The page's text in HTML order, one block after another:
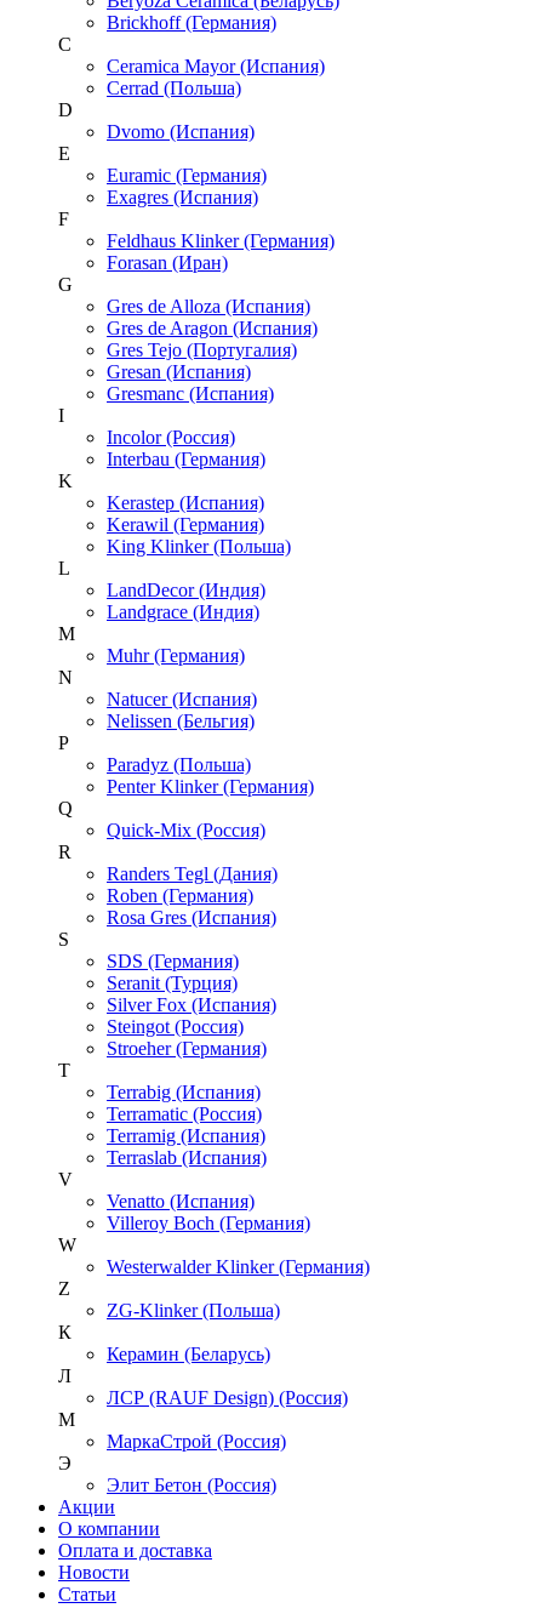
Brickhoff (Германия)
C
Ceramica Mayor (Испания)
Cerrad (Польша)
D
Dvomo (Испания)
E
Euramic (Германия)
Exagres (Испания)
F
Feldhaus Klinker (Германия)
Forasan (Иран)
G
Gres de Alloza (Испания)
Gres de Aragon (Испания)
Gres Tejo (Португалия)
Gresan (Испания)
Gresmanc (Испания)
I
Incolor (Россия)
Interbau (Германия)
K
Kerastep (Испания)
Kerawil (Германия)
King Klinker (Польша)
L
LandDecor (Индия)
Landgrace (Индия)
M
Muhr (Германия)
N
Natucer (Испания)
Nelissen (Бельгия)
P
Paradyz (Польша)
Penter Klinker (Германия)
Q
Quick-Mix (Россия)
R
Randers Tegl (Дания)
Roben (Германия)
Rosa Gres (Испания)
S
SDS (Германия)
Seranit (Турция)
Silver Fox (Испания)
Steingot (Россия)
Stroeher (Германия)
T
Terrabig (Испания)
Terramatic (Россия)
Terramig (Испания)
Terraslab (Испания)
V
Venatto (Испания)
Villeroy Boch (Германия)
W
Westerwalder Klinker (Германия)
Z
ZG-Klinker (Польша)
К
Керамин (Беларусь)
Л
ЛСР (RAUF Design) (Россия)
М
МаркаСтрой (Россия)
Э
Элит Бетон (Россия)
Акции
О компании
Оплата и доставка
Новости
Статьи